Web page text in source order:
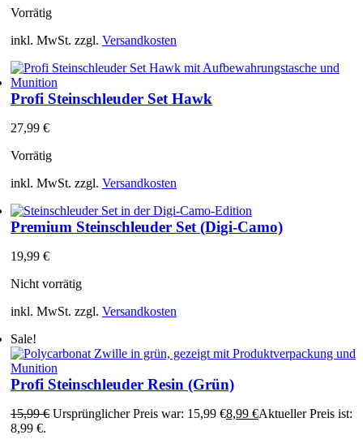
Vorrätig
inkl. MwSt. zzgl. Versandkosten
Profi Steinschleuder Set Hawk
27,99 €
Vorrätig
inkl. MwSt. zzgl. Versandkosten
Premium Steinschleuder Set (Digi-Camo)
19,99 €
Nicht vorrätig
inkl. MwSt. zzgl. Versandkosten
Sale!
Profi Steinschleuder Resin (Grün)
15,99€ Ursprünglicher Preis war: 15,99 €8,99 €Aktueller Preis ist:
8,99 €.